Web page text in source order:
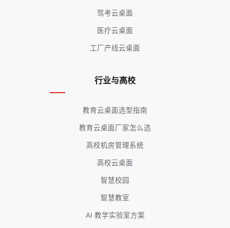
驾考云桌面
医疗云桌面
工厂产线云桌面
行业与高校
教育云桌面选型指南
教育云桌面厂家怎么选
高校机房管理系统
高校云桌面
智慧校园
智慧教室
AI 教学实验室方案